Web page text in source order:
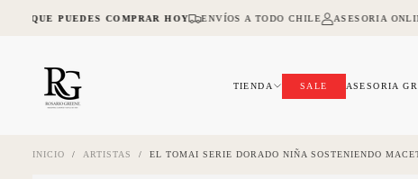
SALTAR
LO QUE PUEDES COMPRAR HOY ENVÍOS A TODO CHILE ASESORIA
TIENDA SALE ASESORIA
INICIO / ARTISTAS / EL TOMAI SERIE DORADO NIÑA SOSTENIENDO